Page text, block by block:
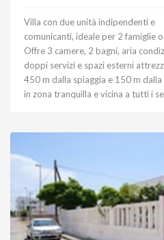
Villa con due unità indipendenti e
comunicanti, ideale per 2 famiglie
Offre 3 camere, 2 bagni, aria
doppi servizi e spazi esterni
450 m dalla spiaggia e 150 m dalla
in zona tranquilla e vicina a tutti i